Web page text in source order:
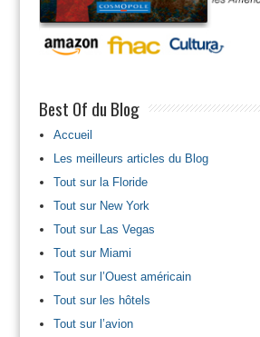
Best Of du Blog
Accueil
Les meilleurs articles du Blog
Tout sur la Floride
Tout sur New York
Tout sur Las Vegas
Tout sur Miami
Tout sur l’Ouest américain
Tout sur les hôtels
Tout sur l’avion